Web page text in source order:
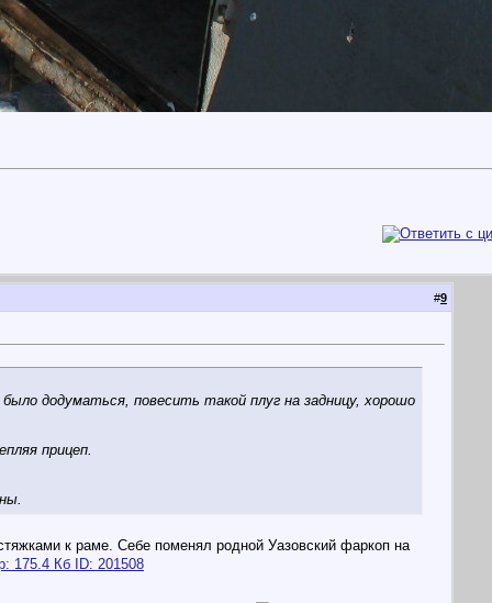
#9
додуматься, повесить такой плуг на задницу, хорошо
прицеп.
к раме. Себе поменял родной Уазовский фаркоп на